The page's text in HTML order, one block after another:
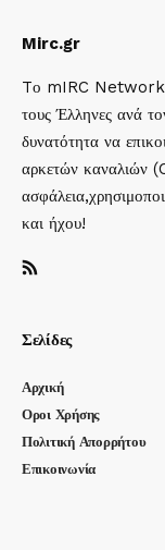
Mirc.gr
Tο mIRC Network
τους Έλληνες ανά
δυνατότητα να
αρκετών καναλιών
και ήχου!
Σελίδες
Αρχική
Οροι Χρήσης
Πολιτική Απορρήτου
Επικοινωνία